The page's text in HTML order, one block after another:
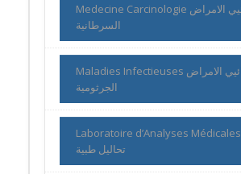
Medecine Carcinologie اخصائيي الامراض
السرطانية
Maladies Infectieuses اخصائيي الامراض
الجرثومية
Laboratoire d’Analyses Médicales مخابر
تحاليل طبية